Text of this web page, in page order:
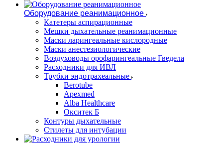
Оборудование реанимационное
Катетеры аспирационные
Мешки дыхательные реанимационные
Маски ларингеальные кислородные
Маски анестезиологические
Воздуховоды орофарингеальные Гведела
Расходники для ИВЛ
Трубки эндотрахеальные
Berotube
Apexmed
Alba Healthcare
Окситек Б
Контуры дыхательные
Стилеты для интубации